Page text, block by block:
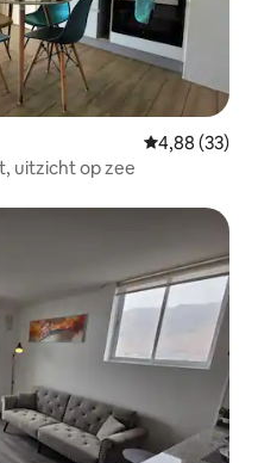
Gemiddelde
4,88 (33)
uitzicht op zee